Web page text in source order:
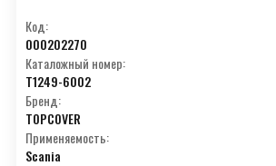
Код:
000202270
Каталожный номер:
T1249-6002
Бренд:
TOPCOVER
Применяемость:
Scania